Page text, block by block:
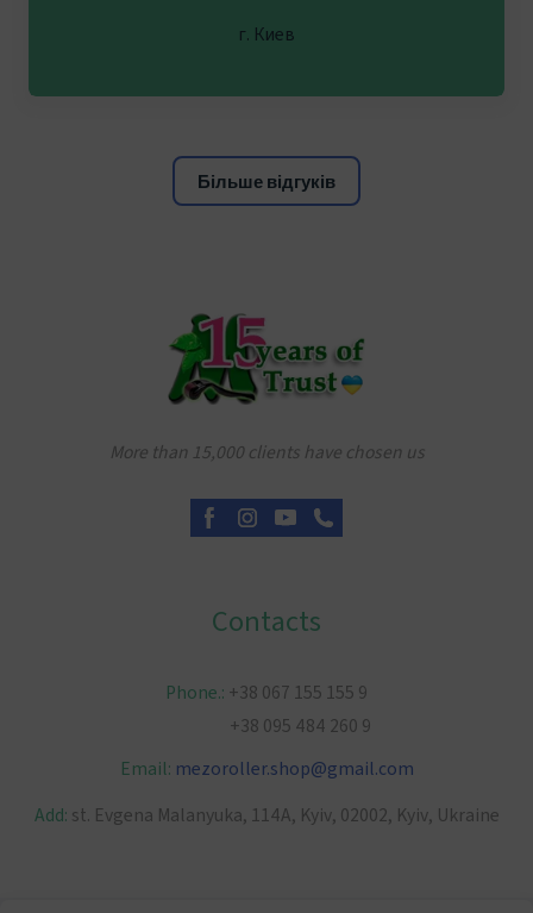
г. Киев
Більше відгуків
More than 15,000 clients have chosen us
Contacts
Phone.: +38 067 155 155 9
+38 095 484 260 9
Email: mezoroller.shop@gmail.com
Add: st. Evgena Malanyuka, 114A, Kyiv, 02002, Kyiv, Ukraine